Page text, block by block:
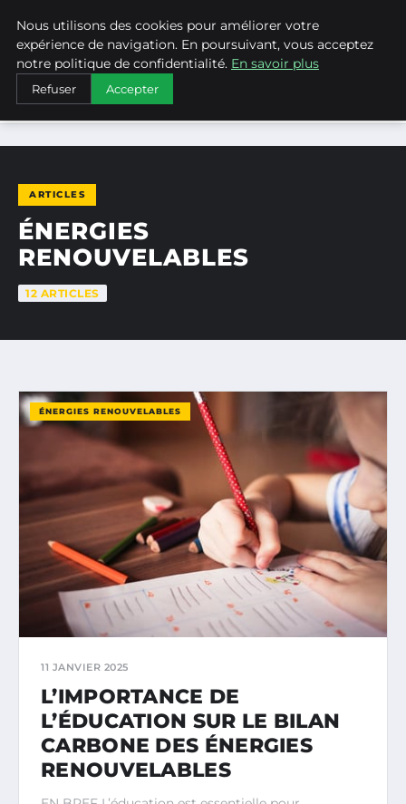
WEARECLIMATECONTROL
ACCUEIL ÉNERGIES RENOUVELABLES
ARTICLES
ÉNERGIES
RENOUVELABLES
12 ARTICLES
ÉNERGIES RENOUVELABLES
11 JANVIER 2025
L’IMPORTANCE DE
L’ÉDUCATION SUR LE BILAN
CARBONE DES ÉNERGIES
RENOUVELABLES
Nous utilisons des cookies pour améliorer votre
expérience de navigation. En poursuivant, vous acceptez
notre politique de confidentialité. En savoir plus
Refuser Accepter